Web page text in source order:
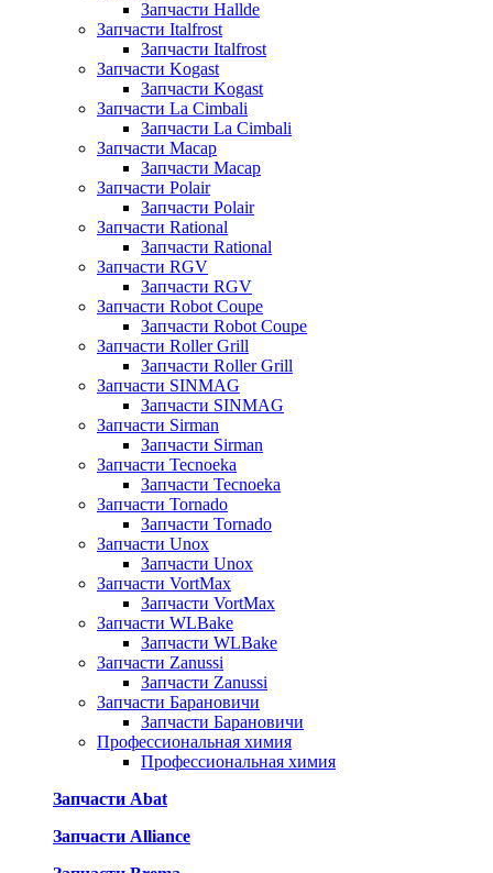
Запчасти Hallde
Запчасти Italfrost
Запчасти Italfrost
Запчасти Kogast
Запчасти Kogast
Запчасти La Cimbali
Запчасти La Cimbali
Запчасти Macap
Запчасти Macap
Запчасти Polair
Запчасти Polair
Запчасти Rational
Запчасти Rational
Запчасти RGV
Запчасти RGV
Запчасти Robot Coupe
Запчасти Robot Coupe
Запчасти Roller Grill
Запчасти Roller Grill
Запчасти SINMAG
Запчасти SINMAG
Запчасти Sirman
Запчасти Sirman
Запчасти Tecnoeka
Запчасти Tecnoeka
Запчасти Tornado
Запчасти Tornado
Запчасти Unox
Запчасти Unox
Запчасти VortMax
Запчасти VortMax
Запчасти WLBake
Запчасти WLBake
Запчасти Zanussi
Запчасти Zanussi
Запчасти Барановичи
Запчасти Барановичи
Профессиональная химия
Профессиональная химия
Запчасти Abat
Запчасти Alliance